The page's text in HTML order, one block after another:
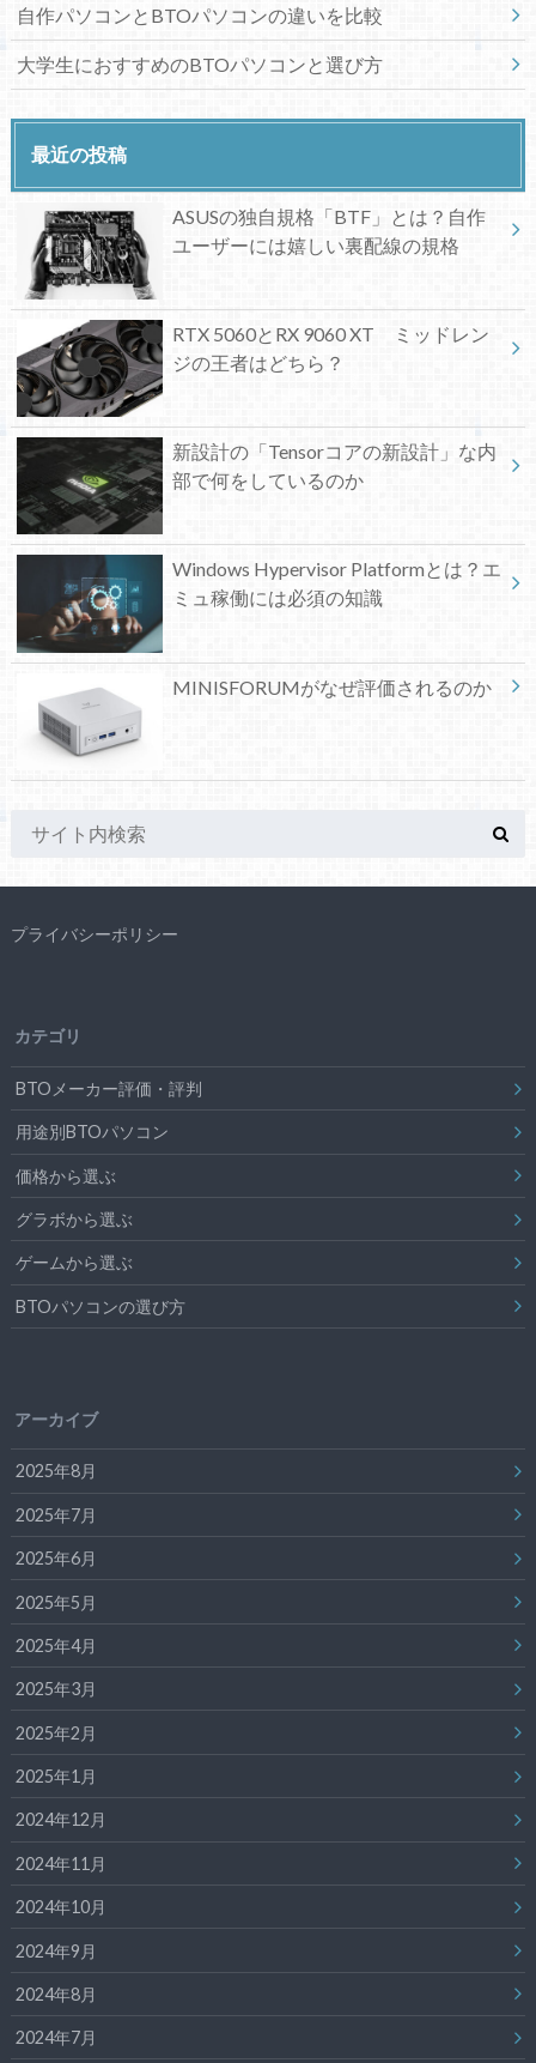
自作パソコンとBTOパソコンの違いを比較
大学生におすすめのBTOパソコンと選び方
最近の投稿
ASUSの独自規格「BTF」とは？自作
ユーザーには嬉しい裏配線の規格
RTX 5060とRX 9060 XT ミッドレン
ジの王者はどちら？
新設計の「Tensorコアの新設計」な内
部で何をしているのか
Windows Hypervisor Platformとは？エ
ミュ稼働には必須の知識
MINISFORUMがなぜ評価されるのか
プライバシーポリシー
カテゴリ
BTOメーカー評価・評判
用途別BTOパソコン
価格から選ぶ
グラボから選ぶ
ゲームから選ぶ
BTOパソコンの選び方
アーカイブ
2025年8月
2025年7月
2025年6月
2025年5月
2025年4月
2025年3月
2025年2月
2025年1月
2024年12月
2024年11月
2024年10月
2024年9月
2024年8月
2024年7月